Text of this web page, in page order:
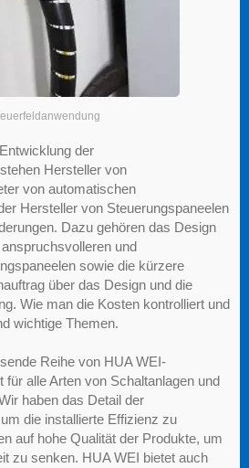
der
Hersteller von
von automatischen
Hersteller von Steuerungspaneelen
Dazu gehören das Design
und
sowie die kürzere
über das Design und die
Wie man die Kosten kontrolliert und
wichtige Themen.
Reihe von HUA WEI-
für alle Arten von Schaltanlagen und
haben das Detail der
die installierte Effizienz zu
auf hohe Qualität der Produkte, um
zu senken. HUA WEI bietet auch